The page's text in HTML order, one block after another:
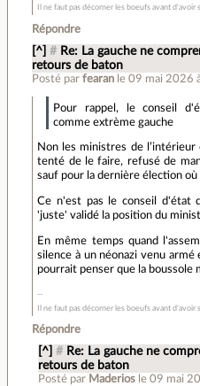
Il ne faut pas décorner les boeufs avant d'avoir
Répondre
[^] # Re: La gauche ne
retours de baton
Posté parfearan le 09 mai 2026
Pour rappel, le conseil
comme extrème gauche
Non les ministres de
tenté de le faire, refusé de
sauf pour la dernière élection où
Ce n'est pas le conseil d'état
'juste' validé la position du
En même temps quand
silence à un néonazi venu
pourrait penser que la boussole
Il ne faut pas décorner les boeufs avant d'avoir
Répondre
[^] # Re: La gauche ne
retours de baton
Posté par Maderios le 09 mai